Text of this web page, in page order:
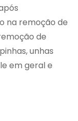
na remoção de
de
unhas
em geral e